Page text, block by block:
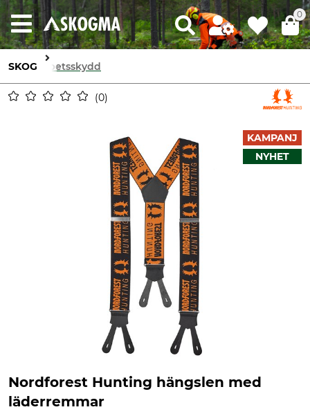
0
SKOG Arbetsskydd
0
KAMPANJ
NYHET
Nordforest Hunting hängslen med
läderremmar